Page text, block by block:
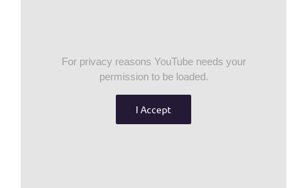
For privacy reasons YouTube needs your
permission to be loaded.
I Accept